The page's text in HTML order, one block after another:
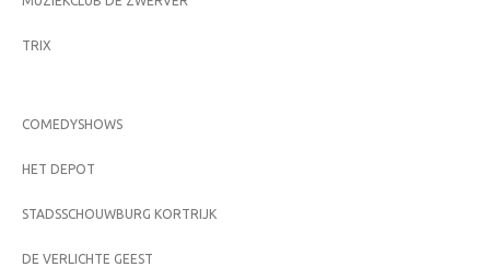
TRIX
COMEDYSHOWS
HET DEPOT
STADSSCHOUWBURG KORTRIJK
DE VERLICHTE GEEST